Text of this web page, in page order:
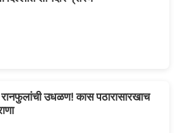
रानफुलांची उधळण! कास पठारासारखाच